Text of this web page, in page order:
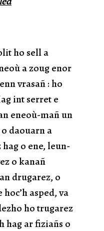
ho sell a
a zoug enor
vrasañ : ho
int serret e
eneoù-mañ un
daouarn a
o ene, leun-
o kanañ
drugarez, o
asped, va
ho trugarez
hag ar fiziañs o